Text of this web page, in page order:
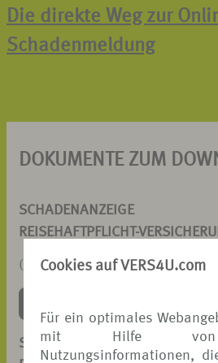
Cookies auf VERS4U.com
Für ein optimales
mit Hilfe von
Nutzungsinformationen,
Die direkte Weg zur
Schadenmeldung
DOKUMENTE ZUM
SCHADENANZEIGE
REISEHAFTPFLICHT-
(PDF, 43 KB)
SCHADENANZEIGE